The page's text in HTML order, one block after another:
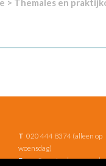
T 020 444 8374 (alleen op
woensdag)
E uno@amsterdamumc.nl